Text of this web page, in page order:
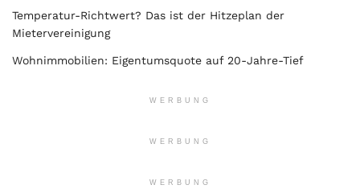
Temperatur-Richtwert? Das ist der Hitzeplan der
Mietervereinigung
Wohnimmobilien: Eigentumsquote auf 20-Jahre-Tief
WERBUNG
WERBUNG
WERBUNG